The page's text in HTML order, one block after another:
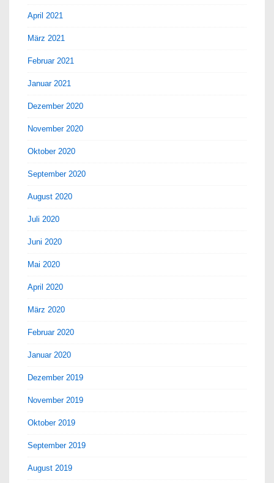
April 2021
März 2021
Februar 2021
Januar 2021
Dezember 2020
November 2020
Oktober 2020
September 2020
August 2020
Juli 2020
Juni 2020
Mai 2020
April 2020
März 2020
Februar 2020
Januar 2020
Dezember 2019
November 2019
Oktober 2019
September 2019
August 2019